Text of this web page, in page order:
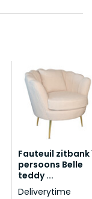
Fauteuil zitbank
persoons Belle
teddy ...
Deliverytime